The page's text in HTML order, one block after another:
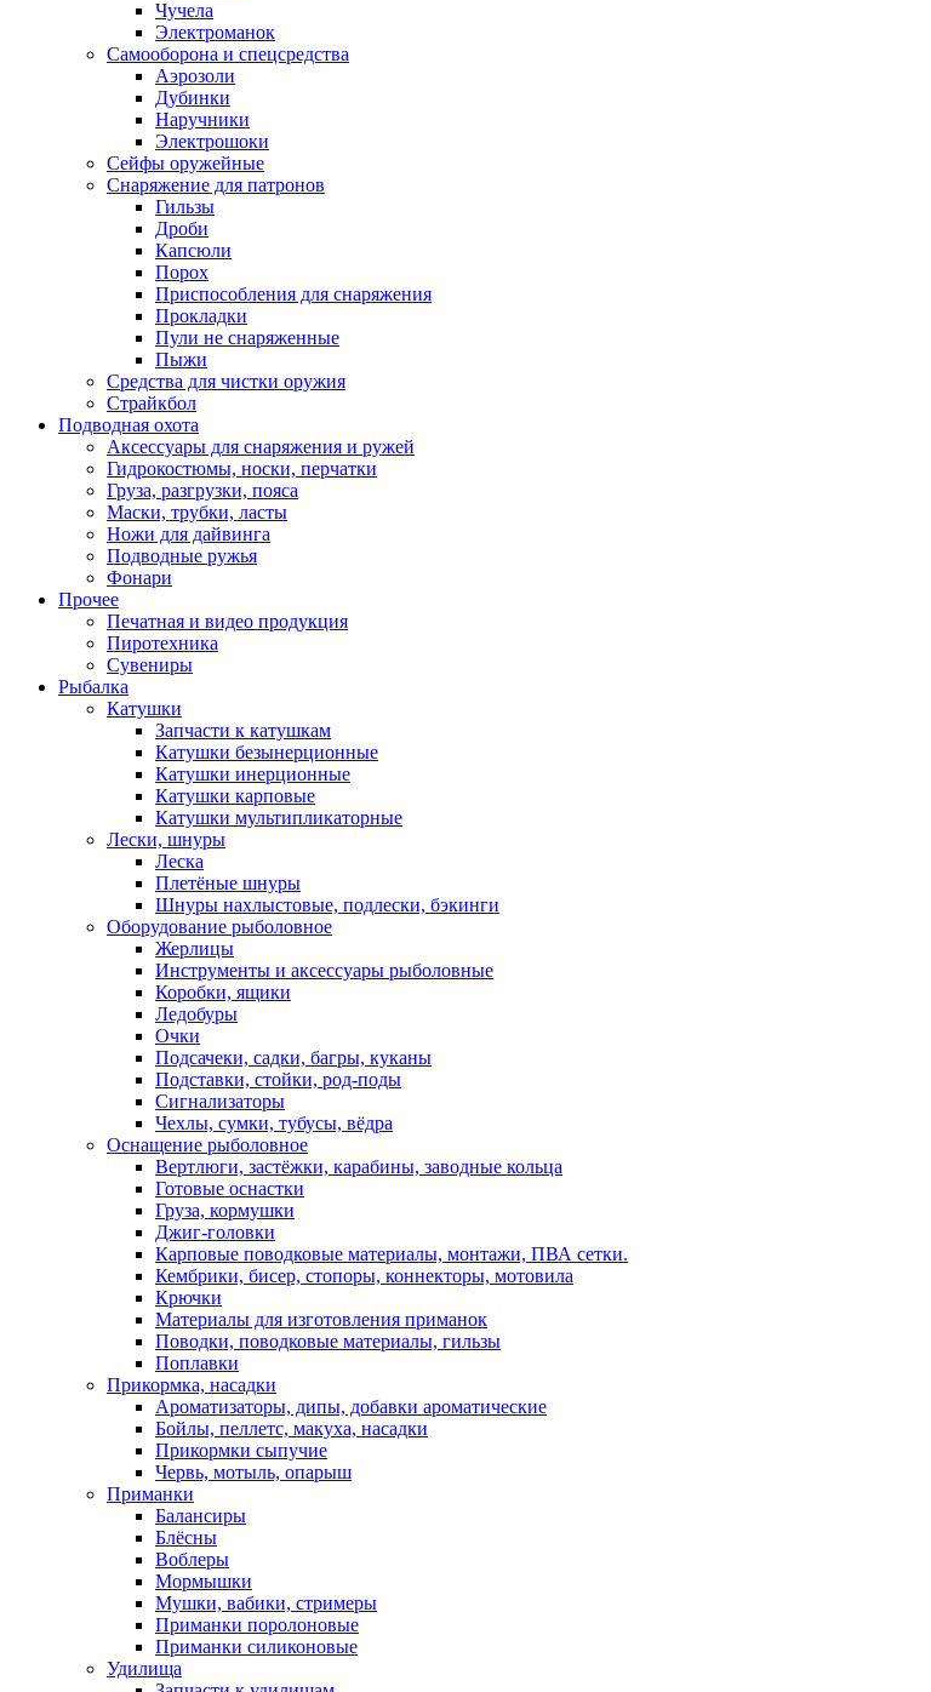
Чучела
Электроманок
Самооборона и спецсредства
Аэрозоли
Дубинки
Наручники
Электрошоки
Сейфы оружейные
Снаряжение для патронов
Гильзы
Дроби
Капсюли
Порох
Приспособления для снаряжения
Прокладки
Пули не снаряженные
Пыжи
Средства для чистки оружия
Страйкбол
Подводная охота
Аксессуары для снаряжения и ружей
Гидрокостюмы, носки, перчатки
Груза, разгрузки, пояса
Маски, трубки, ласты
Ножи для дайвинга
Подводные ружья
Фонари
Прочее
Печатная и видео продукция
Пиротехника
Сувениры
Рыбалка
Катушки
Запчасти к катушкам
Катушки безынерционные
Катушки инерционные
Катушки карповые
Катушки мультипликаторные
Лески, шнуры
Леска
Плетёные шнуры
Шнуры нахлыстовые, подлески, бэкинги
Оборудование рыболовное
Жерлицы
Инструменты и аксессуары рыболовные
Коробки, ящики
Ледобуры
Очки
Подсачеки, садки, багры, куканы
Подставки, стойки, род-поды
Сигнализаторы
Чехлы, сумки, тубусы, вёдра
Оснащение рыболовное
Вертлюги, застёжки, карабины, заводные кольца
Готовые оснастки
Груза, кормушки
Джиг-головки
Карповые поводковые материалы, монтажи, ПВА сетки.
Кембрики, бисер, стопоры, коннекторы, мотовила
Крючки
Материалы для изготовления приманок
Поводки, поводковые материалы, гильзы
Поплавки
Прикормка, насадки
Ароматизаторы, дипы, добавки ароматические
Бойлы, пеллетс, макуха, насадки
Прикормки сыпучие
Червь, мотыль, опарыш
Приманки
Балансиры
Блёсны
Воблеры
Мормышки
Мушки, вабики, стримеры
Приманки поролоновые
Приманки силиконовые
Удилища